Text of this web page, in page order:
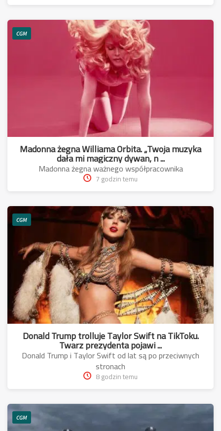
CGM
Madonna żegna Williama Orbita. „Twoja muzyka
dała mi magiczny dywan, n ...
Madonna żegna ważnego współpracownika
7 godzin temu
CGM
Donald Trump trolluje Taylor Swift na TikToku.
Twarz prezydenta pojawi ...
Donald Trump i Taylor Swift od lat są po przeciwnych
stronach
8 godzin temu
CGM